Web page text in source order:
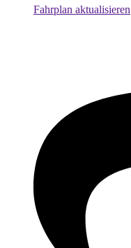
Fahrplan aktualisieren